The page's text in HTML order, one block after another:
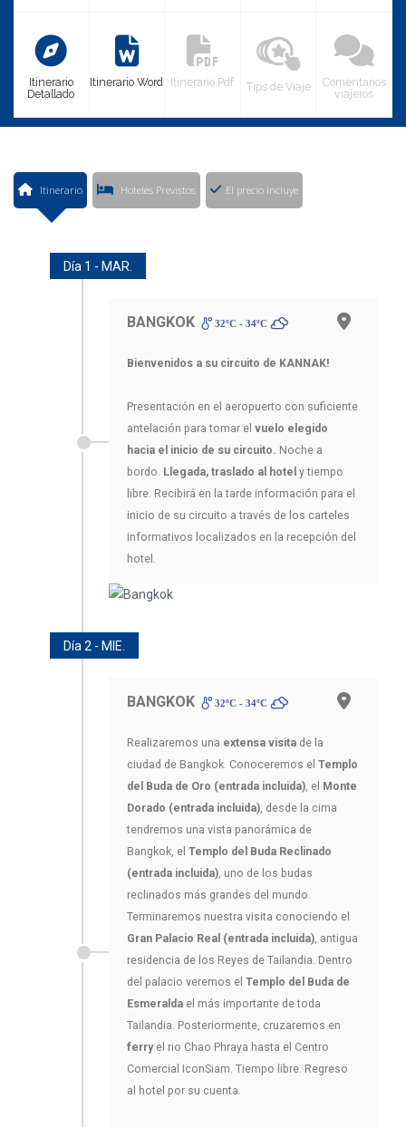
CONTACTO
Itinerario
Detallado
Itinerario Word Itinerario Pdf Tips de Viaje
Comentarios
viajeros
Itinerario Hoteles Previstos El precio incluye
Día 1 - MAR.
BANGKOK 32ºC - 34ºC
Bienvenidos a su circuito de KANNAK!
Presentación en el aeropuerto con suficiente
antelación para tomar el vuelo elegido
hacia el inicio de su circuito. Noche a
bordo. Llegada, traslado al hotel y tiempo
libre. Recibirá en la tarde información para el
inicio de su circuito a través de los carteles
informativos localizados en la recepción del
hotel.
Día 2 - MIE.
BANGKOK 32ºC - 34ºC
Realizaremos una extensa visita de la
ciudad de Bangkok. Conoceremos el Templo
del Buda de Oro (entrada incluida), el Monte
Dorado (entrada incluida), desde la cima
tendremos una vista panorámica de
Bangkok, el Templo del Buda Reclinado
(entrada incluida), uno de los budas
reclinados más grandes del mundo.
Terminaremos nuestra visita conociendo el
Gran Palacio Real (entrada incluida), antigua
residencia de los Reyes de Tailandia. Dentro
del palacio veremos el Templo del Buda de
Esmeralda el más importante de toda
Tailandia. Posteriormente, cruzaremos en
ferryel rio Chao Phraya hasta el Centro
Comercial IconSiam. Tiempo libre. Regreso
al hotel por su cuenta.